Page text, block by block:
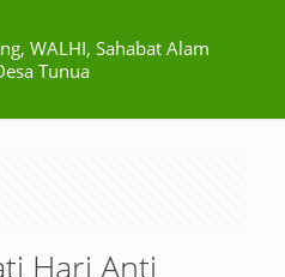
WALHI, Sahabat Alam
Tunua
Hari Anti